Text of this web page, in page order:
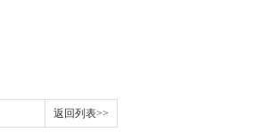
返回列表>>